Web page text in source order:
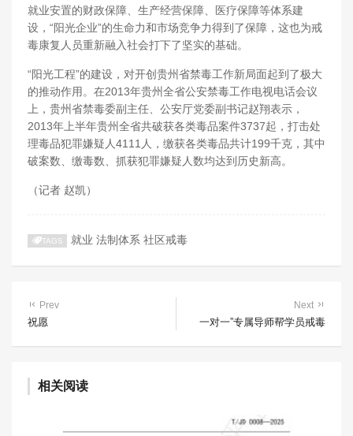
就业安置的财政保障、生产经营保障、医疗保障等体系建
设，“阳光企业”的生命力和市场竞争力得到了保障，这也为戒
毒康复人员重新融入社会打下了坚实的基础。
“阳光工程”的建设，对开创贵州省禁毒工作新局面起到了极大
的推动作用。在2013年贵州全省公安禁毒工作电视电话会议
上，贵州省禁毒委副主任、公安厅党委副书记赵翔表示，
2013年上半年贵州全省共破获各类毒品案件3737起，打击处
理毒品犯罪嫌疑人4111人，缴获各类毒品共计199千克，其中
破案数、缴毒数、抓获犯罪嫌疑人数均达到历史新高。
（记者 赵凯）
TAGS 就业 法制体系 社区戒毒
Prev
祝愿
Next
一对一”专属导师帮学员戒毒
相关阅读